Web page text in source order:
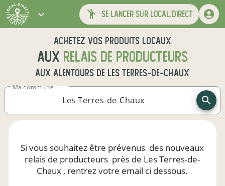
se lancer sur local.direct
Achetez vos produits locaux
aux relais de producteurs
aux alentours de Les Terres-de-Chaux
Ma commune
Si vous souhaitez être prévenus des nouveaux
relais de producteurs près de Les Terres-de-
Chaux , rentrez votre email ci dessous.